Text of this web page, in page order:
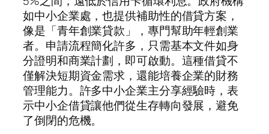
如中小企業處，也提供補助性的借貸方案，
像是「青年創業貸款」，專門幫助年輕創業
者。申請流程簡化許多，只需基本文件如身
分證明和商業計劃，即可啟動。這種借貸不
僅解決短期資金需求，還能培養企業的財務
管理能力。許多中小企業主分享經驗時，表
示中小企借貸讓他們從生存轉向發展，避免
了倒閉的危機。